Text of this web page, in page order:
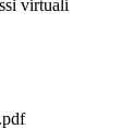
virtuali